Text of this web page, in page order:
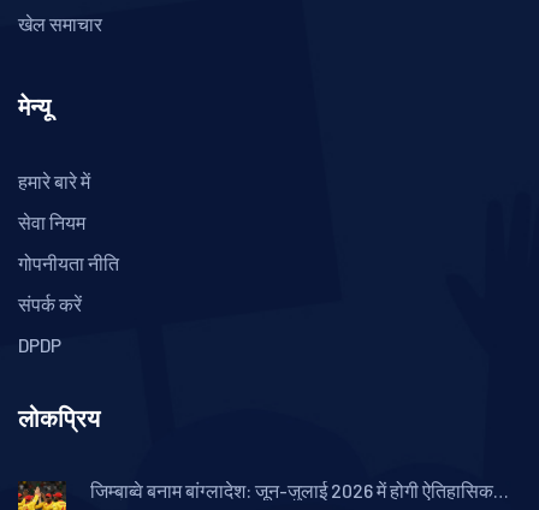
खेल समाचार
मेन्यू
हमारे बारे में
सेवा नियम
गोपनीयता नीति
संपर्क करें
DPDP
लोकप्रिय
जिम्बाब्वे बनाम बांग्लादेश: जून-जुलाई 2026 में होगी ऐतिहासिक